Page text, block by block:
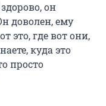
он
доволен, ему
это, где вот они,
куда это
просто